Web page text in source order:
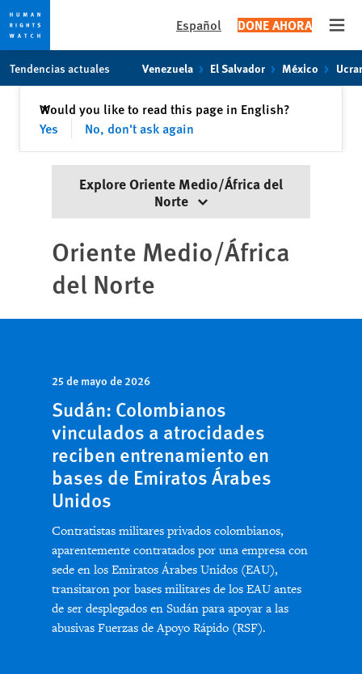
content
Español DONE AHORA
Tendencias actuales Venezuela El Salvador México
Would you like to read this page in English?
Yes
No, don't ask again
✕Cerrar
Explore Oriente Medio/África del
Norte
Oriente Medio/África
del Norte
25 de mayo de 2026
Sudán: Colombianos
vinculados a atrocidades
reciben entrenamiento en
bases de Emiratos Árabes
Unidos
Contratistas militares privados colombianos,
aparentemente contratados por una empresa con
sede en los Emiratos Árabes Unidos (EAU),
transitaron por bases militares de los EAU antes
de ser desplegados en Sudán para apoyar a las
abusivas Fuerzas de Apoyo Rápido (RSF).